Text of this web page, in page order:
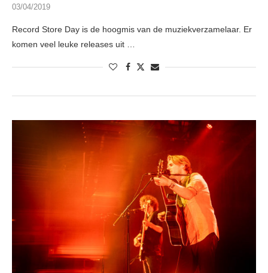
03/04/2019
Record Store Day is de hoogmis van de muziekverzamelaar. Er
komen veel leuke releases uit …